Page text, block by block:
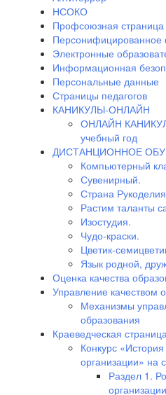
НСОКО
Профсоюзная страница
Персонифицированное
Электронные
Информационная
Персональные данные
Страницы педагогов
КАНИКУЛЫ-ОНЛАЙН
ОНЛАЙН
учебный год
ДИСТАНЦИОННОЕ
Компьютерный
Сувенирный.
Страна
Растим таланты
Изостудия.
Чудо-краски.
Цветик-
Язык родной,
Оценка качества
Управление качеством
Механизмы
образования
Краеведческая страница
Конкурс
организации» на
Раздел 1.
организации